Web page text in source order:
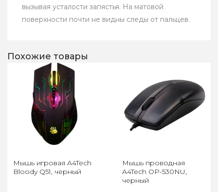
вызывая усталости запястья. На матовой
поверхности почти не видны следы от пальцев.
Похожие товары
Мышь игровая A4Tech
Bloody Q51, черный
Мышь проводная
A4Tech OP-530NU,
черный